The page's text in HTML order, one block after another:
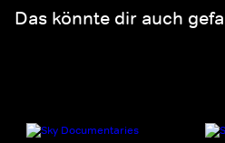
Das könnte dir auch